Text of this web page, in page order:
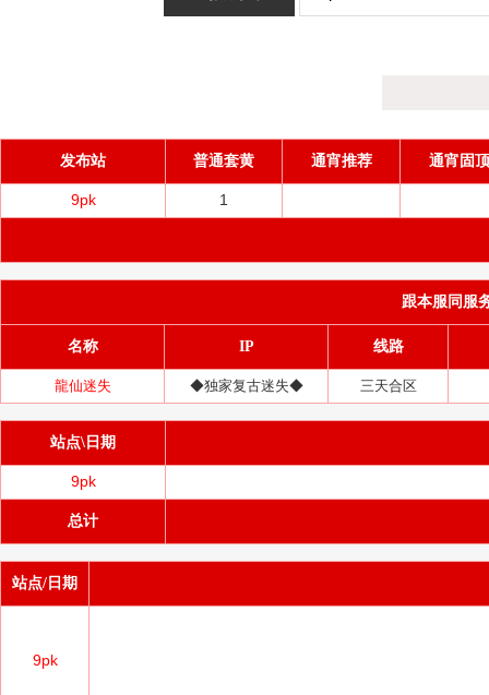
发布站 普通套黄 通宵推荐 通宵固顶
9pk 1
跟本服同服
名称 IP 线路
龍仙迷失 ◆独家复古迷失◆ 三天合区
站点\日期
9pk
总计
站点/日期
9pk